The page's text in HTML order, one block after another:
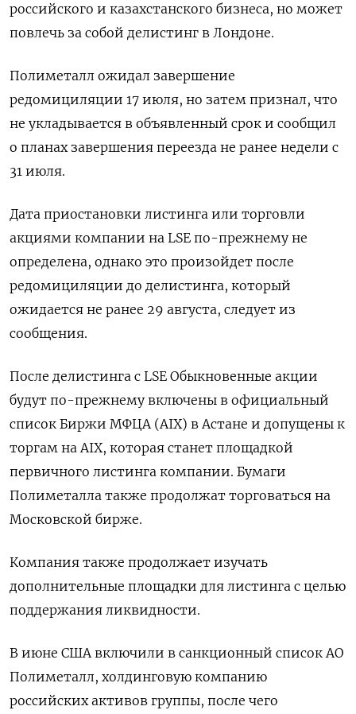
российского и казахстанского бизнеса, но может
повлечь за собой делистинг в Лондоне.
Полиметалл ожидал завершение
редомициляции 17 июля, но затем признал, что
не укладывается в объявленный срок и сообщил
о планах завершения переезда не ранее недели с
31 июля.
Дата приостановки листинга или торговли
акциями компании на LSE по-прежнему не
определена, однако это произойдет после
редомициляции до делистинга, который
ожидается не ранее 29 августа, следует из
сообщения.
После делистинга c LSE Обыкновенные акции
будут по-прежнему включены в официальный
список Биржи МФЦА (AIX) в Астане и допущены к
торгам на AIX, которая станет площадкой
первичного листинга компании. Бумаги
Полиметалла также продолжат торговаться на
Московской бирже.
Компания также продолжает изучать
дополнительные площадки для листинга с целью
поддержания ликвидности.
В июне США включили в санкционный список АО
Полиметалл, холдинговую компанию
российских активов группы, после чего